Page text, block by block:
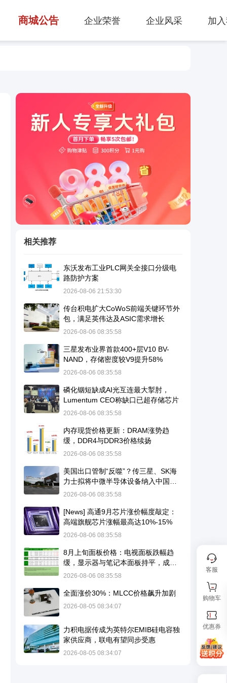
商城公告 企业荣誉 企业风采 加
相关推荐
东沃发布工业PLC网关全接口分级电
路防护方案
2026-08-06 21:53:30
传台积电扩大CoWoS前端关键环节外
包，满足英伟达及ASIC需求增长
2026-08-06 08:35:58
三星发布业界首款400+层V10 BV-
NAND，存储密度较V9提升58%
2026-08-06 08:35:58
磷化铟短缺成AI光互连最大掣肘，
Lumentum CEO称缺口已超存储芯片
2026-08-06 08:35:58
内存现货价格更新：DRAM涨势趋
缓，DDR4与DDR3价格续扬
2026-08-06 08:35:58
美国出口管制“反噬”？传三星、SK海
力士拟将中微半导体设备纳入中国晶
圆厂后备方案
2026-08-06 08:35:58
[News] 高通9月芯片涨价幅度敲定：
高端旗舰芯片涨幅最高达10%-15%
2026-08-06 08:35:58
8月上旬面板价格：电视面板跌幅趋
缓，显示器与笔记本面板持平，成本
压力持续
2026-08-06 08:35:58
全面涨价30%：MLCC价格飙升加剧
2026-08-05 08:34:07
力积电据传成为英特尔EMIB硅电容独
家供应商，联电有望同步受惠
2026-08-05 08:34:07
客服
购物车
优惠券